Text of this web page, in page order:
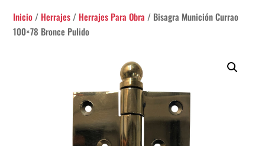
Inicio / Herrajes / Herrajes Para Obra / Bisagra Munición Currao
100×78 Bronce Pulido